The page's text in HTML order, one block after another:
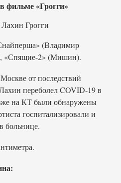
«Грогги»
(Владимир
«Спящие-2» (Мишин).
от последствий
переболел COVID-19 в
на КТ были обнаружены
госпитализировали и
больнице.